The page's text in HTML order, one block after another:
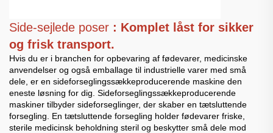
Side-sejlede poser : Komplet låst for sikker
og frisk transport.
Hvis du er i branchen for opbevaring af fødevarer, medicinske
anvendelser og også emballage til industrielle varer med små
dele, er en sideforseglingssækkeproducerende maskine den
eneste løsning for dig. Sideforseglingssækkeproducerende
maskiner tilbyder sideforseglinger, der skaber en tætsluttende
forsegling. En tætsluttende forsegling holder fødevarer friske,
sterile medicinsk beholdning steril og beskytter små dele mod